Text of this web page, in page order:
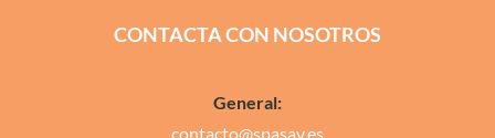
CONTACTA CON NOSOTROS
General:
contacto@spasav.es